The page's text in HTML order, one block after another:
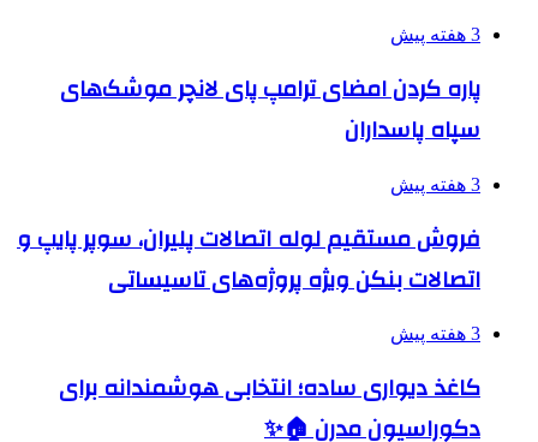
3 هفته پیش
پاره کردن امضای ترامپ پای لانچر موشک‌های
سپاه پاسداران
3 هفته پیش
فروش مستقیم لوله اتصالات پلیران، سوپر پایپ و
اتصالات بنکن ویژه پروژه‌های تاسیساتی
3 هفته پیش
کاغذ دیواری ساده؛ انتخابی هوشمندانه برای
دکوراسیون مدرن 🏠✨